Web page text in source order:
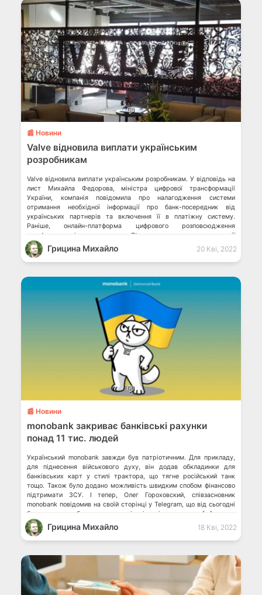
💬
📰 Новини
Valve відновила виплати українським
розробникам
Valve відновила виплати українським розробникам. У відповідь на
лист Михайла Федорова, міністра цифрової трансформації
України, компанія повідомила про налагодження системи
отримання необхідної інформації про банк-посередник від
українських партнерів та включення її в платіжну систему.
Раніше, онлайн-платформа цифрового розповсюдження
комп’ютерних ігор та програм Steam, що належить корпорації
Valve, оголосила про призупинення всіх платежів розробникам із
росії, […]
Грицина Михайло 20 Кві, 2022
💬
📰 Новини
monobank закриває банківські рахунки
понад 11 тис. людей
Український monobank завжди був патріотичним. Для прикладу,
для піднесення військового духу, він додав обкладинки для
банківських карт у стилі трактора, що тягне російський танк
тощо. Також було додано можливість швидким спобом фінансово
підтримати ЗСУ. І тепер, Олег Гороховский, співзасновник
monobank повідомив на своїй сторінці у Telegram, що від сьогодні
банк припиняє обслуговування клієнтів, які знаходилися […]
Грицина Михайло 18 Кві, 2022